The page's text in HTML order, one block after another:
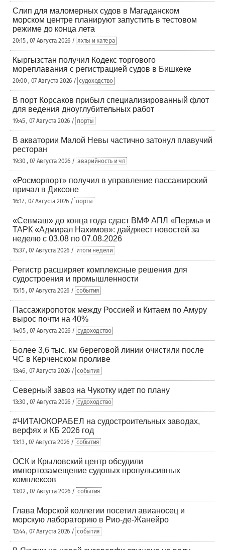
Слип для маломерных судов в Магаданском
морском центре планируют запустить в тестовом
режиме до конца лета
20:15 , 07 Августа 2026 / яхты и катера
Кыргызстан получил Кодекс торгового
мореплавания с регистрацией судов в Бишкеке
20:00 , 07 Августа 2026 / судоходство
В порт Корсаков прибыл специализированный флот
для ведения дноуглубительных работ
19:45 , 07 Августа 2026 / порты
В акватории Малой Невы частично затонул плавучий
ресторан
19:30 , 07 Августа 2026 / аварийность и чп
«Росморпорт» получил в управление пассажирский
причал в Диксоне
16:17 , 07 Августа 2026 / порты
«Севмаш» до конца года сдаст ВМФ АПЛ «Пермь» и
ТАРК «Адмирал Нахимов»: дайджест новостей за
неделю с 03.08 по 07.08.2026
15:37 , 07 Августа 2026 / итоги недели
Регистр расширяет комплексные решения для
судостроения и промышленности
15:15 , 07 Августа 2026 / события
Пассажиропоток между Россией и Китаем по Амуру
вырос почти на 40%
14:05 , 07 Августа 2026 / судоходство
Более 3,6 тыс. км береговой линии очистили после
ЧС в Керченском проливе
13:46 , 07 Августа 2026 / события
Северный завоз на Чукотку идет по плану
13:30 , 07 Августа 2026 / судоходство
#ЧИТАЮКОРАБЕЛ на судостроительных заводах,
верфях и КБ 2026 год
13:13 , 07 Августа 2026 / события
ОСК и Крыловский центр обсудили
импортозамещение судовых пропульсивных
комплексов
13:02 , 07 Августа 2026 / события
Глава Морской коллегии посетил авианосец и
морскую лабораторию в Рио-де-Жанейро
12:44 , 07 Августа 2026 / события